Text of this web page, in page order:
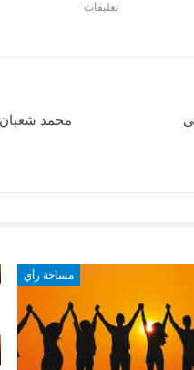
تعليقات
محمد شعبان
مساحة رأي